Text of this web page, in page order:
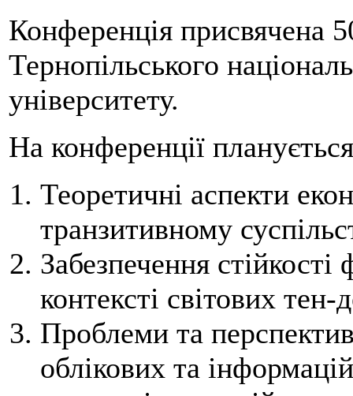
Конференція присвячена
Тернопільського
університету.
На конференції
Теоретичні аспекти
транзитивному
Забезпечення
контексті світових тен-
Проблеми та
облікових та